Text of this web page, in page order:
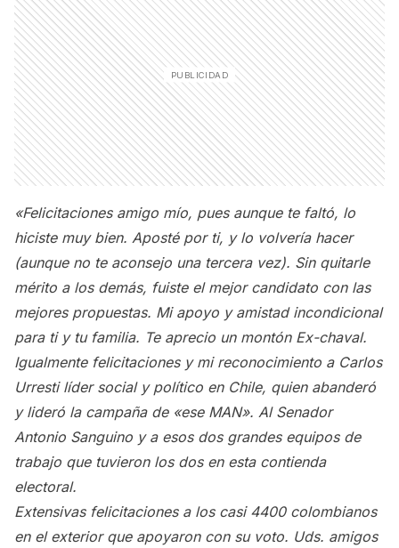
«Felicitaciones amigo mío, pues aunque te faltó, lo
hiciste muy bien. Aposté por ti, y lo volvería hacer
(aunque no te aconsejo una tercera vez). Sin quitarle
mérito a los demás, fuiste el mejor candidato con las
mejores propuestas. Mi apoyo y amistad incondicional
para ti y tu familia. Te aprecio un montón Ex-chaval.
Igualmente felicitaciones y mi reconocimiento a Carlos
Urresti líder social y político en Chile, quien abanderó
y lideró la campaña de «ese MAN». Al Senador
Antonio Sanguino y a esos dos grandes equipos de
trabajo que tuvieron los dos en esta contienda
electoral.
Extensivas felicitaciones a los casi 4400 colombianos
en el exterior que apoyaron con su voto. Uds. amigos